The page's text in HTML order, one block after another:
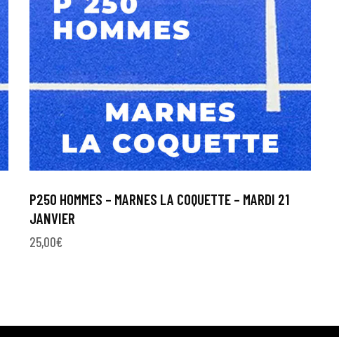
P250 HOMMES – MARNES LA COQUETTE – MARDI 21
JANVIER
25,00€